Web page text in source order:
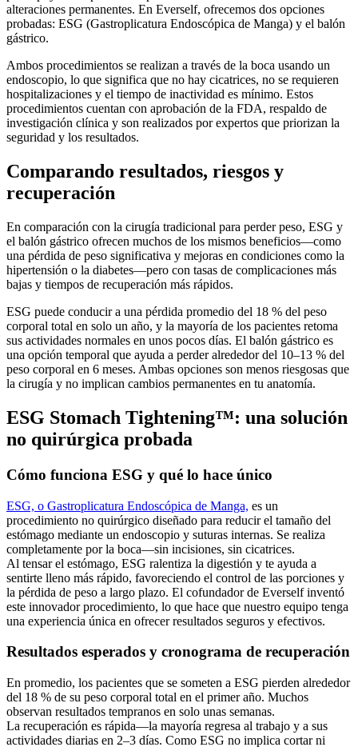
alteraciones permanentes. En Everself, ofrecemos dos opciones
probadas: ESG (Gastroplicatura Endoscópica de Manga) y el balón
gástrico.
Ambos procedimientos se realizan a través de la boca usando un
endoscopio, lo que significa que no hay cicatrices, no se requieren
hospitalizaciones y el tiempo de inactividad es mínimo. Estos
procedimientos cuentan con aprobación de la FDA, respaldo de
investigación clínica y son realizados por expertos que priorizan la
seguridad y los resultados.
Comparando resultados, riesgos y
recuperación
En comparación con la cirugía tradicional para perder peso, ESG y
el balón gástrico ofrecen muchos de los mismos beneficios—como
una pérdida de peso significativa y mejoras en condiciones como la
hipertensión o la diabetes—pero con tasas de complicaciones más
bajas y tiempos de recuperación más rápidos.
ESG puede conducir a una pérdida promedio del 18 % del peso
corporal total en solo un año, y la mayoría de los pacientes retoma
sus actividades normales en unos pocos días. El balón gástrico es
una opción temporal que ayuda a perder alrededor del 10–13 % del
peso corporal en 6 meses. Ambas opciones son menos riesgosas que
la cirugía y no implican cambios permanentes en tu anatomía.
ESG Stomach Tightening™: una solución
no quirúrgica probada
Cómo funciona ESG y qué lo hace único
ESG, o Gastroplicatura Endoscópica de Manga, es un
procedimiento no quirúrgico diseñado para reducir el tamaño del
estómago mediante un endoscopio y suturas internas. Se realiza
completamente por la boca—sin incisiones, sin cicatrices.
Al tensar el estómago, ESG ralentiza la digestión y te ayuda a
sentirte lleno más rápido, favoreciendo el control de las porciones y
la pérdida de peso a largo plazo. El cofundador de Everself inventó
este innovador procedimiento, lo que hace que nuestro equipo tenga
una experiencia única en ofrecer resultados seguros y efectivos.
Resultados esperados y cronograma de recuperación
En promedio, los pacientes que se someten a ESG pierden alrededor
del 18 % de su peso corporal total en el primer año. Muchos
observan resultados tempranos en solo unas semanas.
La recuperación es rápida—la mayoría regresa al trabajo y a sus
actividades diarias en 2–3 días. Como ESG no implica cortar ni